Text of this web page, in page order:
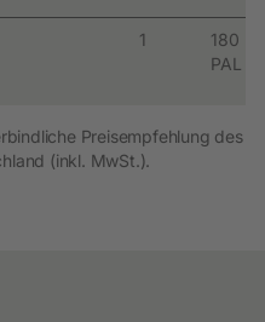
1
180
PAL
Preisempfehlung des
(inkl. MwSt.).